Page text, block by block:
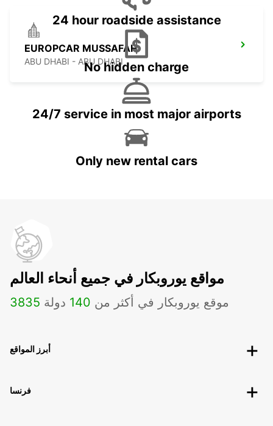
EUROPCAR MUSSAFAH
ABU DHABI - ABU DHABI
24 hour roadside assistance
No hidden charge
24/7 service in most major airports
Only new rental cars
مواقع يوروبكار في جميع أنحاء العالم
3835 موقع يوروبكار في أكثر من 140 دولة
أبرز المواقع
فرنسا